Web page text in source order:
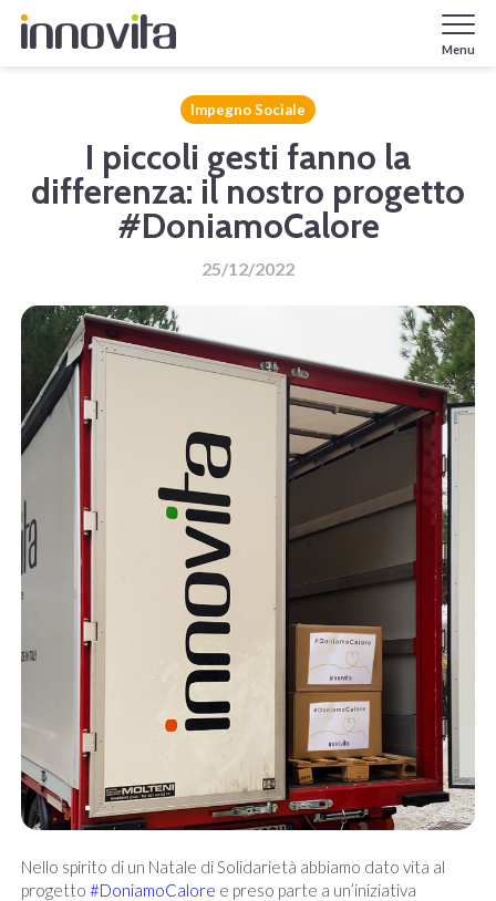
Menu
Impegno Sociale
I piccoli gesti fanno la
differenza: il nostro progetto
#DoniamoCalore
25/12/2022
Nello spirito di un Natale di Solidarietà abbiamo dato vita al
progetto #DoniamoCalore e preso parte a un’iniziativa